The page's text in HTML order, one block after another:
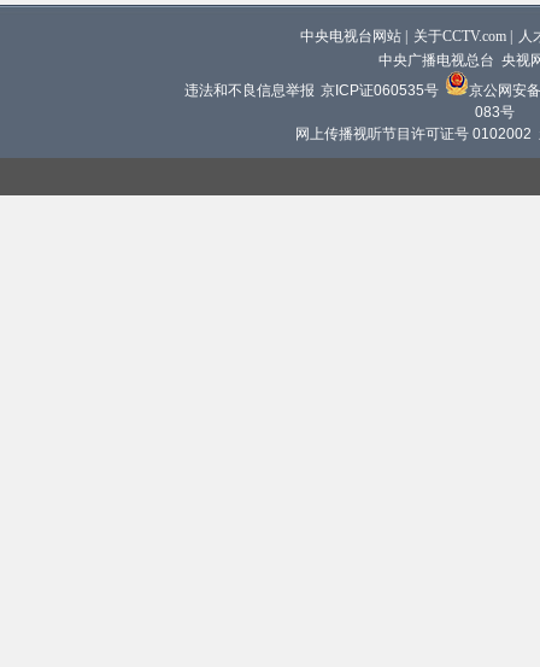
中央电视台网站 关于CCTV.com
人
中央广播电视总台 央视
违法和不良信息举报 京ICP证060535号
京公网安
083号
网上传播视听节目许可证号